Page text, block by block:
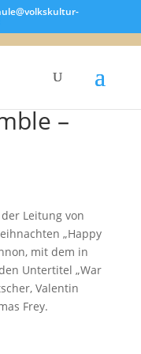
–
Leitung von
„Happy
mit dem in
Untertitel „War
Valentin
Frey.